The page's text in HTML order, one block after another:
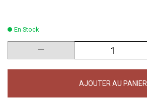
En Stock
AJOUTER AU PANIER